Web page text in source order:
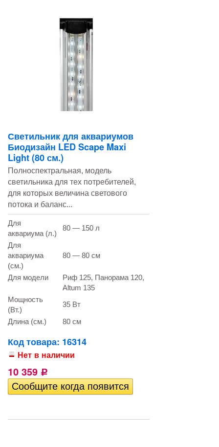
Светильник для аквариумов
Биодизайн LED Scape Maxi
Light (80 см.)
Полноспектральная, модель
светильника для тех потребителей,
для которых величина светового
потока и баланс...
Для
аквариума (л.)
80 — 150 л
Для
аквариума
(см.)
80 — 80 см
Для модели
Риф 125, Панорама 120,
Altum 135
Мощность
(Вт.)
35 Вт
Длина (см.) 80 см
Код товара: 16314
Нет в наличии
10 359 Р